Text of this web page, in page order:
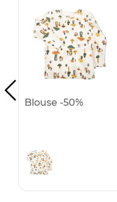
Blouse -50%